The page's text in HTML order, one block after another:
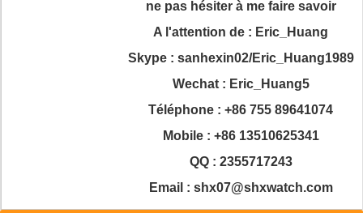
ne pas hésiter à me faire savoir
A l'attention de : Eric_Huang
Skype : sanhexin02/Eric_Huang1989
Wechat : Eric_Huang5
Téléphone : +86 755 89641074
Mobile : +86 13510625341
QQ : 2355717243
Email : shx07@shxwatch.com